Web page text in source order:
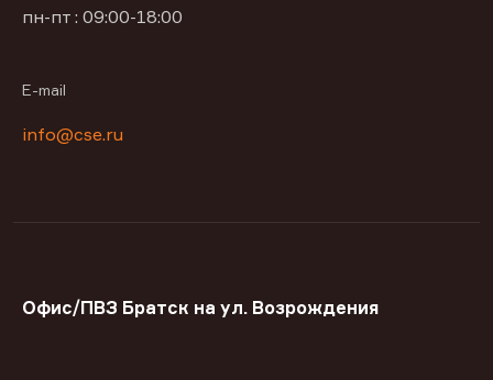
пн-пт : 09:00-18:00
E-mail
info@cse.ru
Офис/ПВЗ Братск на ул. Возрождения